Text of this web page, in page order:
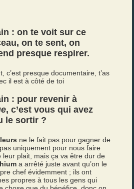
: on te voit sur ce
on te sent, on
presque respirer.
c’est presque documentaire, t’as
il est à côté de toi
: pour revenir à
, c’est vous qui avez
le sortir ?
ne le fait pas pour gagner de
uniquement pour nous faire
leur plait, mais ça va être dur de
a arrêté juste avant qu’on le
chef évidemment ; ils ont
propres à tous les gens qui